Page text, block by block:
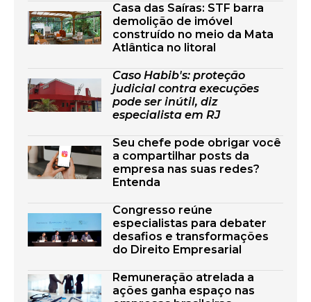
Casa das Saíras: STF barra
demolição de imóvel
construído no meio da Mata
Atlântica no litoral
Caso Habib's: proteção
judicial contra execuções
pode ser inútil, diz
especialista em RJ
Seu chefe pode obrigar você
a compartilhar posts da
empresa nas suas redes?
Entenda
Congresso reúne
especialistas para debater
desafios e transformações
do Direito Empresarial
Remuneração atrelada a
ações ganha espaço nas